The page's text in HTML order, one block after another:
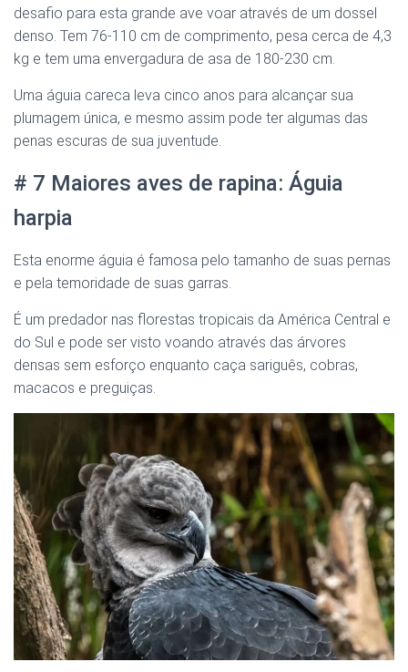
desafio para esta grande ave voar através de um dossel
denso. Tem 76-110 cm de comprimento, pesa cerca de 4,3
kg e tem uma envergadura de asa de 180-230 cm.
Uma águia careca leva cinco anos para alcançar sua
plumagem única, e mesmo assim pode ter algumas das
penas escuras de sua juventude.
# 7 Maiores aves de rapina: Águia
harpia
Esta enorme águia é famosa pelo tamanho de suas pernas
e pela temoridade de suas garras.
É um predador nas florestas tropicais da América Central e
do Sul e pode ser visto voando através das árvores
densas sem esforço enquanto caça sariguês, cobras,
macacos e preguiças.